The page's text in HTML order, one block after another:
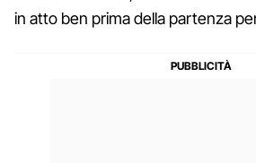
in atto ben prima della partenza per